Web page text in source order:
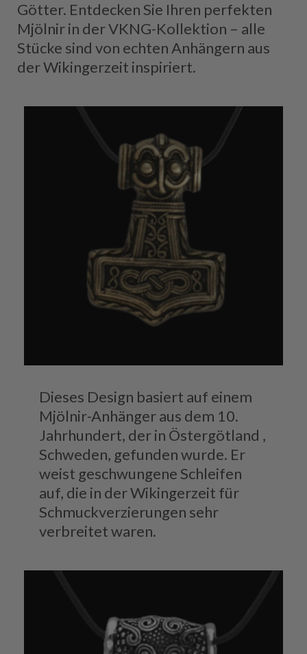
Götter. Entdecken Sie Ihren perfekten
Mjölnir in der VKNG-Kollektion – alle
Stücke sind von echten Anhängern aus
der Wikingerzeit inspiriert.
Dieses Design basiert auf einem
Mjölnir-Anhänger aus dem 10.
Jahrhundert, der in Östergötland ,
Schweden, gefunden wurde. Er
weist geschwungene Schleifen
auf, die in der Wikingerzeit für
Schmuckverzierungen sehr
verbreitet waren.